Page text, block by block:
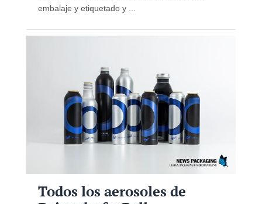
embalaje y etiquetado y ...
Todos los aerosoles de